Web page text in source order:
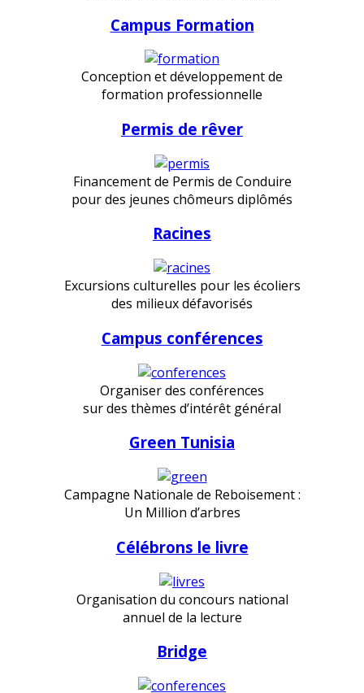
Campus Formation
Conception et développement de
formation professionnelle
Permis de rêver
Financement de Permis de Conduire
pour des jeunes chômeurs diplômés
Racines
Excursions culturelles pour les écoliers
des milieux défavorisés
Campus conférences
Organiser des conférences
sur des thèmes d’intérêt général
Green Tunisia
Campagne Nationale de Reboisement :
Un Million d’arbres
Célébrons le livre
Organisation du concours national
annuel de la lecture
Bridge